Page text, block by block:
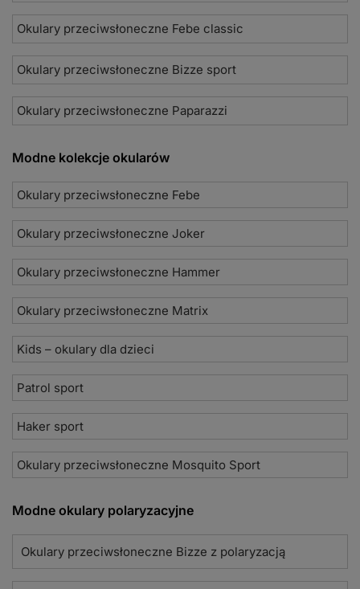
Okulary przeciwsłoneczne Febe classic
Okulary przeciwsłoneczne Bizze sport
Okulary przeciwsłoneczne Paparazzi
Modne kolekcje okularów
Okulary przeciwsłoneczne Febe
Okulary przeciwsłoneczne Joker
Okulary przeciwsłoneczne Hammer
Okulary przeciwsłoneczne Matrix
Kids – okulary dla dzieci
Patrol sport
Haker sport
Okulary przeciwsłoneczne Mosquito Sport
Modne okulary polaryzacyjne
Okulary przeciwsłoneczne Bizze z polaryzacją